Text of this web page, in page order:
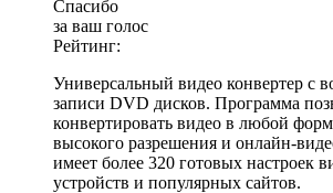
Спасибо
за ваш голос
Рейтинг:
Универсальный видео конвертер с
записи DVD дисков. Программа
конвертировать видео в любой
высокого разрешения и онлайн-
имеет более 320 готовых настроек
устройств и популярных сайтов.